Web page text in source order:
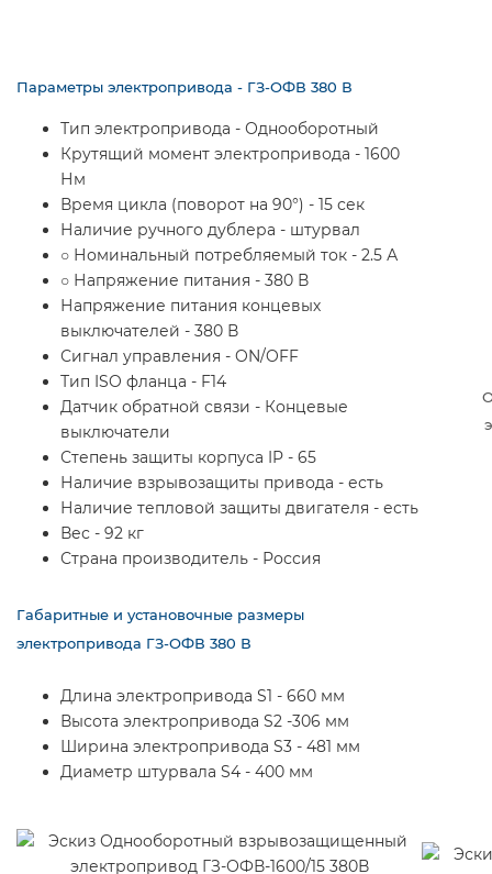
Параметры электропривода - ГЗ-ОФВ 380 В
Тип электропривода - Однооборотный
Крутящий момент электропривода - 1600
Нм
Время цикла (поворот на 90°) - 15 сек
Наличие ручного дублера - штурвал
○ Номинальный потребляемый ток - 2.5 А
○ Напряжение питания - 380 В
Напряжение питания концевых
выключателей - 380 В
Сигнал управления - ON/OFF
Тип ISO фланца - F14
Датчик обратной связи - Концевые
выключатели
Степень защиты корпуса IP - 65
Наличие взрывозащиты привода - есть
Наличие тепловой защиты двигателя - есть
Вес - 92 кг
Страна производитель - Россия
Габаритные и установочные размеры
электропривода ГЗ-ОФВ 380 В
Длина электропривода S1 - 660 мм
Высота электропривода S2 -306 мм
Ширина электропривода S3 - 481 мм
Диаметр штурвала S4 - 400 мм